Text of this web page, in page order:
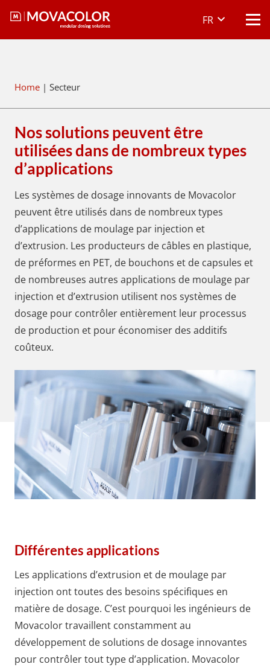
FR
Home | Secteur
Nos solutions peuvent être
utilisées dans de nombreux types
d’applications
Les systèmes de dosage innovants de Movacolor
peuvent être utilisés dans de nombreux types
d’applications de moulage par injection et
d’extrusion. Les producteurs de câbles en plastique,
de préformes en PET, de bouchons et de capsules et
de nombreuses autres applications de moulage par
injection et d’extrusion utilisent nos systèmes de
dosage pour contrôler entièrement leur processus
de production et pour économiser des additifs
coûteux.
Différentes applications
Les applications d’extrusion et de moulage par
injection ont toutes des besoins spécifiques en
matière de dosage. C’est pourquoi les ingénieurs de
Movacolor travaillent constamment au
développement de solutions de dosage innovantes
pour contrôler tout type d’application. Movacolor